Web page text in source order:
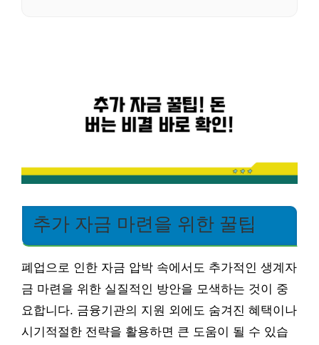
추가 자금 마련을 위한 꿀팁
폐업으로 인한 자금 압박 속에서도 추가적인 생계자
금 마련을 위한 실질적인 방안을 모색하는 것이 중
요합니다. 금융기관의 지원 외에도 숨겨진 혜택이나
시기적절한 전략을 활용하면 큰 도움이 될 수 있습